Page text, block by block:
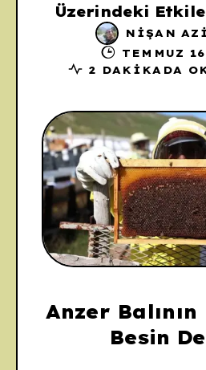
Üzerindeki
NIŞAN
TEMMUZ
2 DAKIKADA
Anzer
Besin